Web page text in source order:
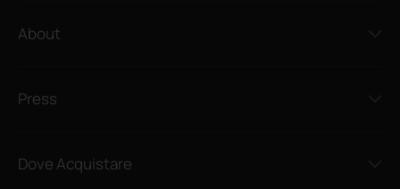
About
Press
Dove Acquistare